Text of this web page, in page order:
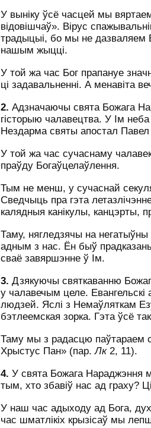
У выніку ўсё часцей мы
відовішчаў». Вірус
традыцыі, бо мы не дазваляем
нашым жыцці.
У той жа час Бог прапануе
ці задавальненні. А менавіта
2. Адзначаючы свята Божага
гісторыю чалавецтва. У Ім
Нездарма святы апостал
У той жа час сучаснаму
праўду Богаўцелаўлення.
Тым не менш, у сучаснай
Сведчыць пра гэта
калядныя канікулы, канцэрты,
Таму, нягледзячы на
адным з нас. Ён быў
сваё завяршэнне ў Ім.
3. Дзякуючы святкаванню
у чалавечым целе.
людзей. Яслі з Немаўляткам
бэтлеемская зорка. Гэта ўсё
Таму мы з радасцю паўтараем
Хрыстус Пан» (пар.Лк2, 11).
4. У свята Божага Нараджэння
тым, хто збавіў нас ад граху?
У наш час адыходу ад Бога,
час шматлікіх крызісаў мы